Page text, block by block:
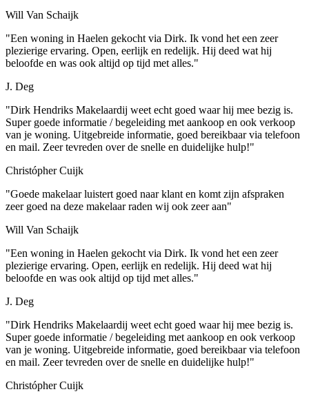
Will Van Schaijk
"Een woning in Haelen gekocht via Dirk. Ik vond het een zeer
plezierige ervaring. Open, eerlijk en redelijk. Hij deed wat hij
beloofde en was ook altijd op tijd met alles."
J. Deg
"Dirk Hendriks Makelaardij weet echt goed waar hij mee bezig is.
Super goede informatie / begeleiding met aankoop en ook verkoop
van je woning. Uitgebreide informatie, goed bereikbaar via telefoon
en mail. Zeer tevreden over de snelle en duidelijke hulp!"
Christópher Cuijk
"Goede makelaar luistert goed naar klant en komt zijn afspraken
zeer goed na deze makelaar raden wij ook zeer aan"
Will Van Schaijk
"Een woning in Haelen gekocht via Dirk. Ik vond het een zeer
plezierige ervaring. Open, eerlijk en redelijk. Hij deed wat hij
beloofde en was ook altijd op tijd met alles."
J. Deg
"Dirk Hendriks Makelaardij weet echt goed waar hij mee bezig is.
Super goede informatie / begeleiding met aankoop en ook verkoop
van je woning. Uitgebreide informatie, goed bereikbaar via telefoon
en mail. Zeer tevreden over de snelle en duidelijke hulp!"
Christópher Cuijk